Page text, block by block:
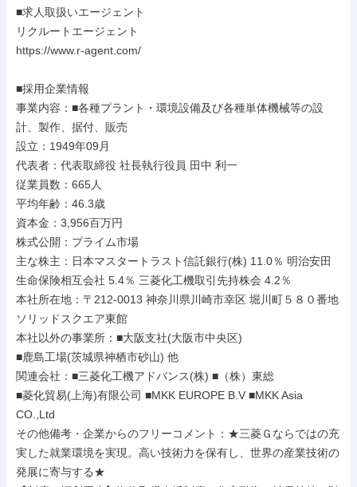
■求人取扱いエージェント
リクルートエージェント
https://www.r-agent.com/
■採用企業情報
事業内容：■各種プラント・環境設備及び各種単体機械等の設
計、製作、据付、販売
設立：1949年09月
代表者：代表取締役 社長執行役員 田中 利一
従業員数：665人
平均年齢：46.3歳
資本金：3,956百万円
株式公開：プライム市場
主な株主：日本マスタートラスト信託銀行(株) 11.0％ 明治安田
生命保険相互会社 5.4％ 三菱化工機取引先持株会 4.2％
本社所在地：〒212-0013 神奈川県川崎市幸区 堀川町５８０番地
ソリッドスクエア東館
本社以外の事業所：■大阪支社(大阪市中央区)
■鹿島工場(茨城県神栖市砂山) 他
関連会社：■三菱化工機アドバンス(株) ■（株）東総
■菱化貿易(上海)有限公司 ■MKK EUROPE B.V ■MKK Asia
CO.,Ltd
その他備考・企業からのフリーコメント：★三菱Ｇならではの充
実した就業環境を実現。高い技術力を保有し、世界の産業技術の
発展に寄与する★